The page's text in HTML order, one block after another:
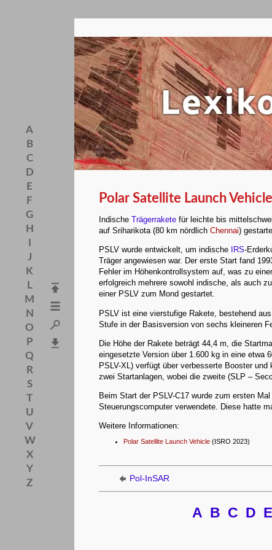
A
B
C
D
E
F
G
H
J
K
L
M
N
O
P
Q
R
S
T
U
V
W
X
Y
Z
Polar Satellite Launch
Indische Trägerrakete für leichte bis
auf Sriharikota (80 km nördlich Chennai)
PSLV wurde entwickelt, um indische IRS-
Träger angewiesen war. Der erste Start fand
Fehler im Höhenkontrollsystem auf, was zu
erfolgreich mehrere sowohl indische, als auch
einer PSLV zum Mond gestartet.
PSLV ist eine vierstufige Rakete, bestehend
Stufe in der Basisversion von sechs kleineren
Die Höhe der Rakete beträgt 44,4 m, die
eingesetzte Version über 1.600 kg in eine etwa
PSLV-XL) verfügt über verbesserte Booster
zwei Startanlagen, wobei die zweite (SLP –
Beim Start der PSLV-C17 wurde zum ersten
Steuerungscomputer verwendete. Diese hatte
Weitere Informationen:
Polar Satellite Launch Vehicle (ISRO 2023)
Pol-InSAR
A B C D E